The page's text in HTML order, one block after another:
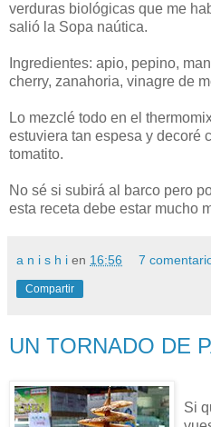
verduras biológicas que me
salió la Sopa naútica.
Ingredientes: apio, pepino,
cherry, zanahoria, vinagre de
Lo mezclé todo en el
estuviera tan espesa y decoré
tomatito.
No sé si subirá al barco pero
esta receta debe estar mucho
a n i s h i en 16:56 7
Compartir
UN TORNADO DE
Si